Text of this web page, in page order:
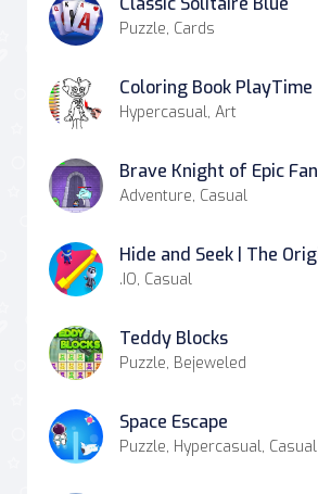
Puzzle, Cards
Coloring Book PlayTime
Hypercasual, Art
Adventure, Casual
.IO, Casual
Teddy Blocks
Puzzle, Bejeweled
Space Escape
Puzzle, Hypercasual, Casual